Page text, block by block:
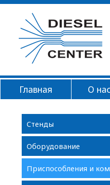
Главная О нас
Стенды
Оборудование
Приспособления и